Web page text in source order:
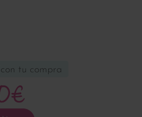
con tu compra